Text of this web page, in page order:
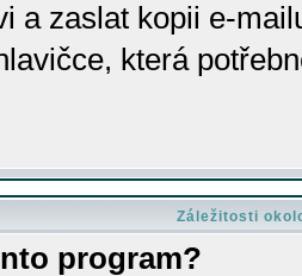
a zaslat kopii e-
která
Záležitosti
program?